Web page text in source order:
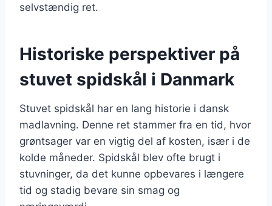
selvstændig ret.
Historiske perspektiver på
stuvet spidskål i Danmark
Stuvet spidskål har en lang historie i dansk
madlavning. Denne ret stammer fra en tid, hvor
grøntsager var en vigtig del af kosten, især i de
kolde måneder. Spidskål blev ofte brugt i
stuvninger, da det kunne opbevares i længere
tid og stadig bevare sin smag og